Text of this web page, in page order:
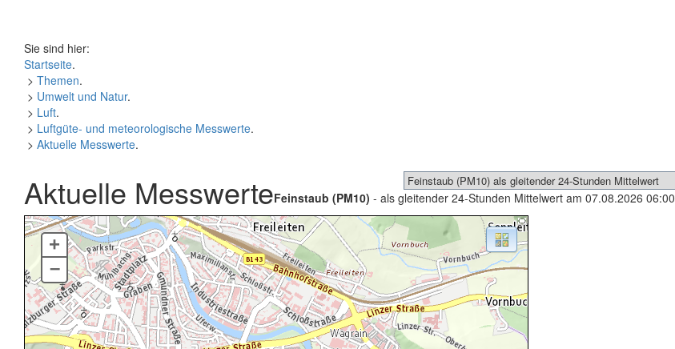
Sie sind hier:
Startseite.
> Themen.
> Umwelt und Natur.
> Luft.
> Luftgüte- und meteorologische Messwerte.
> Aktuelle Messwerte.
Aktuelle MesswerteFeinstaub (PM10) - als gleitender 24-Stunden Mittelwert am 07.08.2026 06:00
+
–